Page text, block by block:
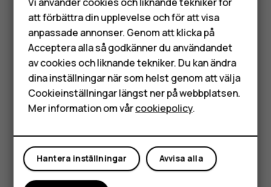
Mobiltelefoner
Tillbehör
HMD Terra M
Surfplattor
Byta namn på ett SIM-kort
Tryck på det SIM-kort du vill byta namn på och skriv ett
nytt namn.
Välj vilket SIM-kort du vill använda för samtal och
dataanslutning
Tryck på inställningen du vill ändra underÖnskat SIM för
att förbättra din upplevelse och för att visa
anpassade annonser. Genom att klicka på
Acceptera alla så godkänner du användandet
av cookies och liknande tekniker. Du kan ändra
dina inställningar när som helst genom att välja
Cookieinställningar längst ner på webbplatsen.
Mer information om vårcookiepolicy.
Avvisa alla
Hantera inställningar